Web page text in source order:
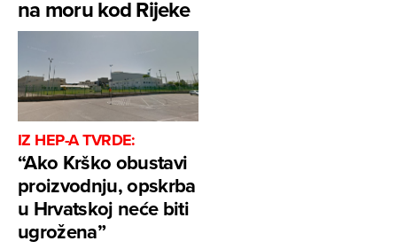
na moru kod Rijeke
IZ HEP-A TVRDE:
“Ako Krško obustavi
proizvodnju, opskrba
u Hrvatskoj neće biti
ugrožena”